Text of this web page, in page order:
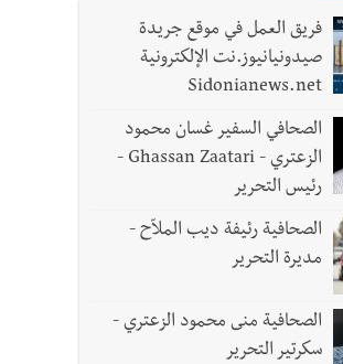
الدقيقة
فريق العمل في موقع جريدة
صيدونيانيوز.نت الإلكترونية
Sidonianews.net
الصحافي السفير غسان محمود
الزعتري - Ghassan Zaatari -
رئيس التحرير
الصحافية رئيفة ديب الملاّح -
مديرة التحرير
الصحافية منى محمود الزعتري -
سكرتير التحرير